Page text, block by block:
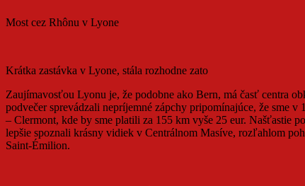
Most cez Rhônu v Lyone
Krátka zastávka v Lyone, stála rozhodne zato
Zaujímavosťou Lyonu je, že podobne ako Bern, má časť centra
podvečer sprevádzali nepríjemné zápchy pripomínajúce, že sme
– Clermont, kde by sme platili za 155 km vyše 25 eur. Našťastie
lepšie spoznali krásny vidiek v Centrálnom Masíve, rozľahlom
Saint-Émilion.